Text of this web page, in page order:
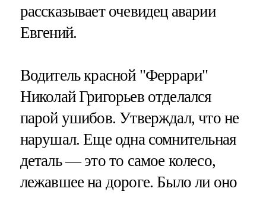
рассказывает очевидец аварии
Евгений.
Водитель красной "Феррари"
Николай Григорьев отделался
парой ушибов. Утверждал, что не
нарушал. Еще одна сомнительная
деталь — это то самое колесо,
лежавшее на дороге. Было ли оно